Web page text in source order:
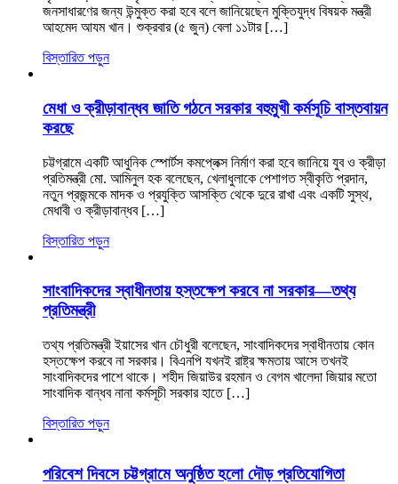
জনসাধারণের জন্য উন্মুক্ত করা হবে বলে জানিয়েছেন মুক্তিযুদ্ধ বিষয়ক মন্ত্রী
আহমেদ আযম খান। শুক্রবার (৫ জুন) বেলা ১১টার […]
বিস্তারিত পড়ুন
মেধা ও ক্রীড়াবান্ধব জাতি গঠনে সরকার বহুমুখী কর্মসূচি বাস্তবায়ন
করছে
চট্টগ্রামে একটি আধুনিক স্পোর্টস কমপ্লেক্স নির্মাণ করা হবে জানিয়ে যুব ও ক্রীড়া
প্রতিমন্ত্রী মো. আমিনুল হক বলেছেন, খেলাধুলাকে পেশাগত স্বীকৃতি প্রদান,
নতুন প্রজন্মকে মাদক ও প্রযুক্তি আসক্তি থেকে দুরে রাখা এবং একটি সুস্থ,
মেধাবী ও ক্রীড়াবান্ধব […]
বিস্তারিত পড়ুন
সাংবাদিকদের স্বাধীনতায় হস্তক্ষেপ করবে না সরকার—তথ্য
প্রতিমন্ত্রী
তথ্য প্রতিমন্ত্রী ইয়াসের খান চৌধুরী বলেছেন, সাংবাদিকদের স্বাধীনতায় কোন
হস্তক্ষেপ করবে না সরকার। বিএনপি যখনই রাষ্ট্র ক্ষমতায় আসে তখনই
সাংবাদিকদের পাশে থাকে। শহীদ জিয়াউর রহমান ও বেগম খালেদা জিয়ার মতো
সাংবাদিক বান্ধব নানা কর্মসূচী সরকার হাতে […]
বিস্তারিত পড়ুন
পরিবেশ দিবসে চট্টগ্রামে অনুষ্ঠিত হলো দৌড় প্রতিযোগিতা